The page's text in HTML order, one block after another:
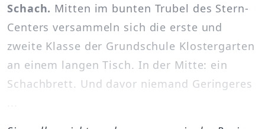
Schach. Mitten im bunten Trubel des Stern-
Centers versammeln sich die erste und
zweite Klasse der Grundschule Klostergarten
an einem langen Tisch. In der Mitte: ein
Schachbrett. Und davor niemand Geringeres